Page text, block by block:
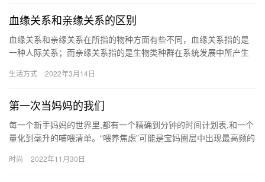
血缘关系和亲缘关系的区别
血缘关系和亲缘关系在所指的物种方面有些不同，血缘关系指的是
一种人际关系；而亲缘关系指的是生物类种群在系统发展中所产生
生俱…
生活方式 2022年3月14日
第一次当妈妈的我们
每一个新手妈妈的世界里,都有一个精确到分钟的时间计划表,和一个
量化到毫升的哺喂清单。“喂养焦虑”可能是宝妈圈层中出现最高频的
时尚 2022年11月30日